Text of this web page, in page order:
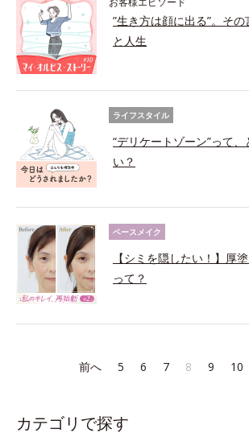
”生き方は顔に出る”。そ
と人生
ライフスタイル
“デリケートゾーン”って
い？
ベースメイク
【シミを隠したい！】厚
って？
前へ 5 6 7 8 9 10
カテゴリで探す